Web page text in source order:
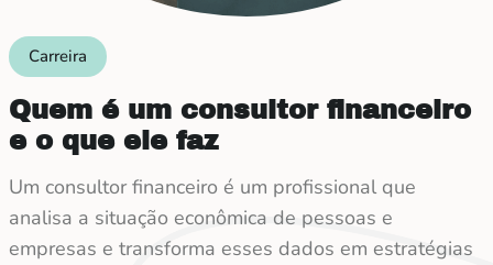
Carreira
Quem é um consultor financeiro
e o que ele faz
Um consultor financeiro é um profissional que
analisa a situação econômica de pessoas e
empresas e transforma esses dados em estratégias